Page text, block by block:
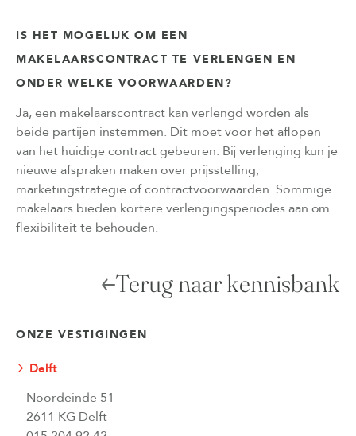
IS HET MOGELIJK OM EEN
MAKELAARSCONTRACT TE VERLENGEN EN
ONDER WELKE VOORWAARDEN?
Ja, een makelaarscontract kan verlengd worden als
beide partijen instemmen. Dit moet voor het aflopen
van het huidige contract gebeuren. Bij verlenging kun je
nieuwe afspraken maken over prijsstelling,
marketingstrategie of contractvoorwaarden. Sommige
makelaars bieden kortere verlengingsperiodes aan om
flexibiliteit te behouden.
Terug naar kennisbank
ONZE VESTIGINGEN
Delft
Noordeinde 51
2611 KG Delft